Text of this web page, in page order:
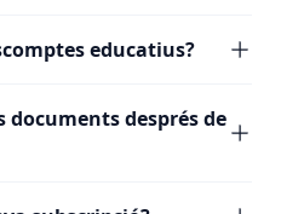
educatius?
documents després de